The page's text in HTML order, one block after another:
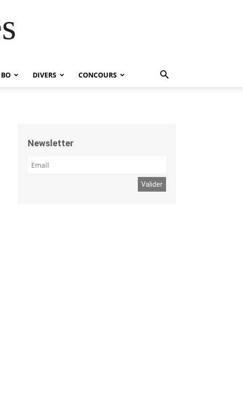
BO DIVERS CONCOURS
Newsletter